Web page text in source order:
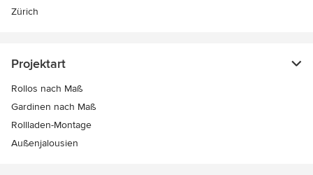
Zürich
Projektart
Rollos nach Maß
Gardinen nach Maß
Rollladen-Montage
Außenjalousien